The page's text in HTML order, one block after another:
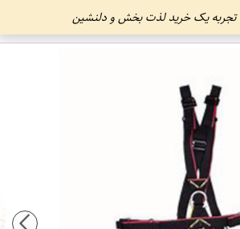
- تجربه یک خرید لذت بخش و دلنشین